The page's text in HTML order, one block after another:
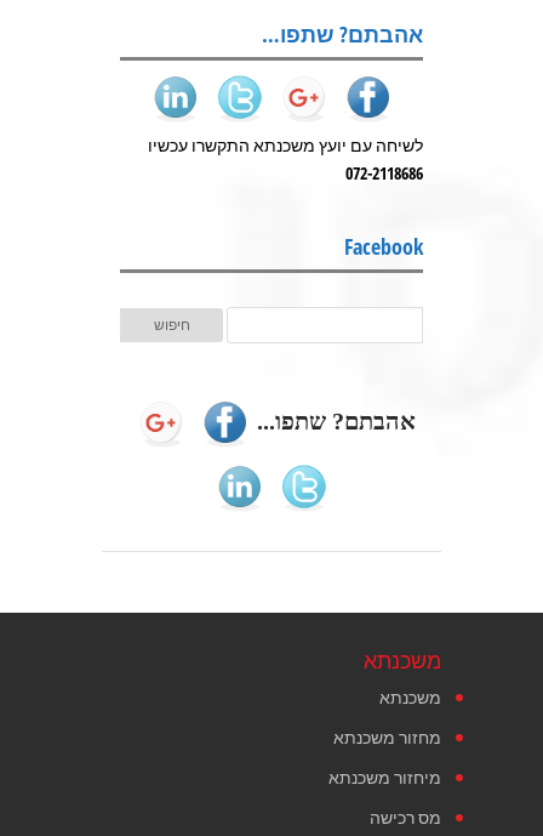
אהבתם? שתפו…
לשיחה עם יועץ משכנתא התקשרו עכשיו
072-2118686
Facebook
אהבתם? שתפו...
משכנתא
משכנתא
מחזור משכנתא
מיחזור משכנתא
מס רכישה